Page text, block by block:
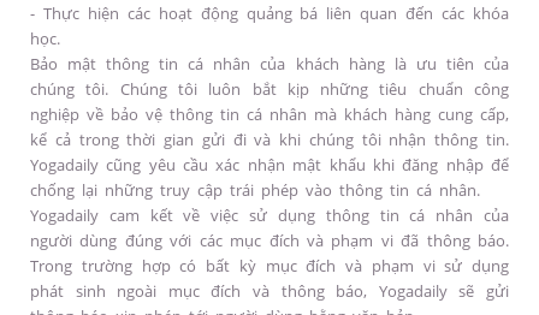
- Thực hiện các hoạt động quảng bá liên quan đến các khóa
học.
Bảo mật thông tin cá nhân của khách hàng là ưu tiên của
chúng tôi. Chúng tôi luôn bắt kịp những tiêu chuẩn công
nghiệp về bảo vệ thông tin cá nhân mà khách hàng cung cấp,
kể cả trong thời gian gửi đi và khi chúng tôi nhận thông tin.
Yogadaily cũng yêu cầu xác nhận mật khẩu khi đăng nhập để
chống lại những truy cập trái phép vào thông tin cá nhân.
Yogadaily cam kết về việc sử dụng thông tin cá nhân của
người dùng đúng với các mục đích và phạm vi đã thông báo.
Trong trường hợp có bất kỳ mục đích và phạm vi sử dụng
phát sinh ngoài mục đích và thông báo, Yogadaily sẽ gửi